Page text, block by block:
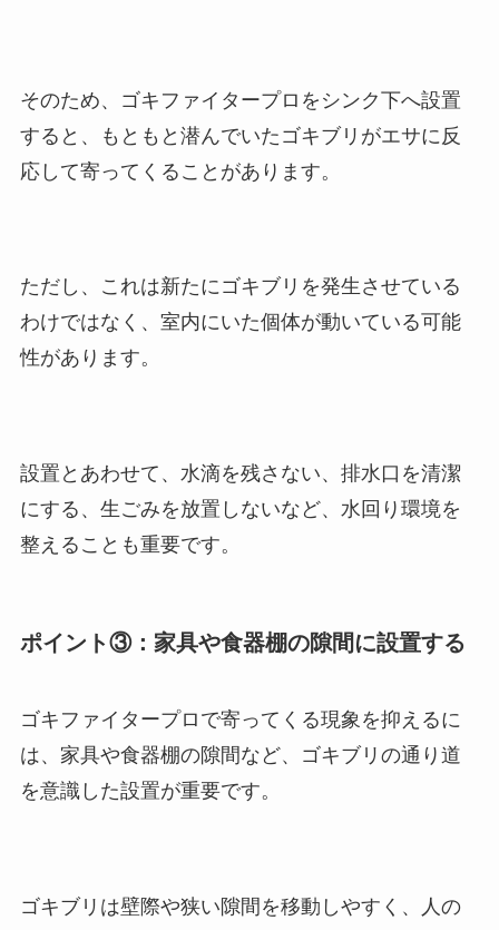
そのため、ゴキファイタープロをシンク下へ設置
すると、もともと潜んでいたゴキブリがエサに反
応して寄ってくることがあります。
ただし、これは新たにゴキブリを発生させている
わけではなく、室内にいた個体が動いている可能
性があります。
設置とあわせて、水滴を残さない、排水口を清潔
にする、生ごみを放置しないなど、水回り環境を
整えることも重要です。
ポイント③：家具や食器棚の隙間に設置する
ゴキファイタープロで寄ってくる現象を抑えるに
は、家具や食器棚の隙間など、ゴキブリの通り道
を意識した設置が重要です。
ゴキブリは壁際や狭い隙間を移動しやすく、人の